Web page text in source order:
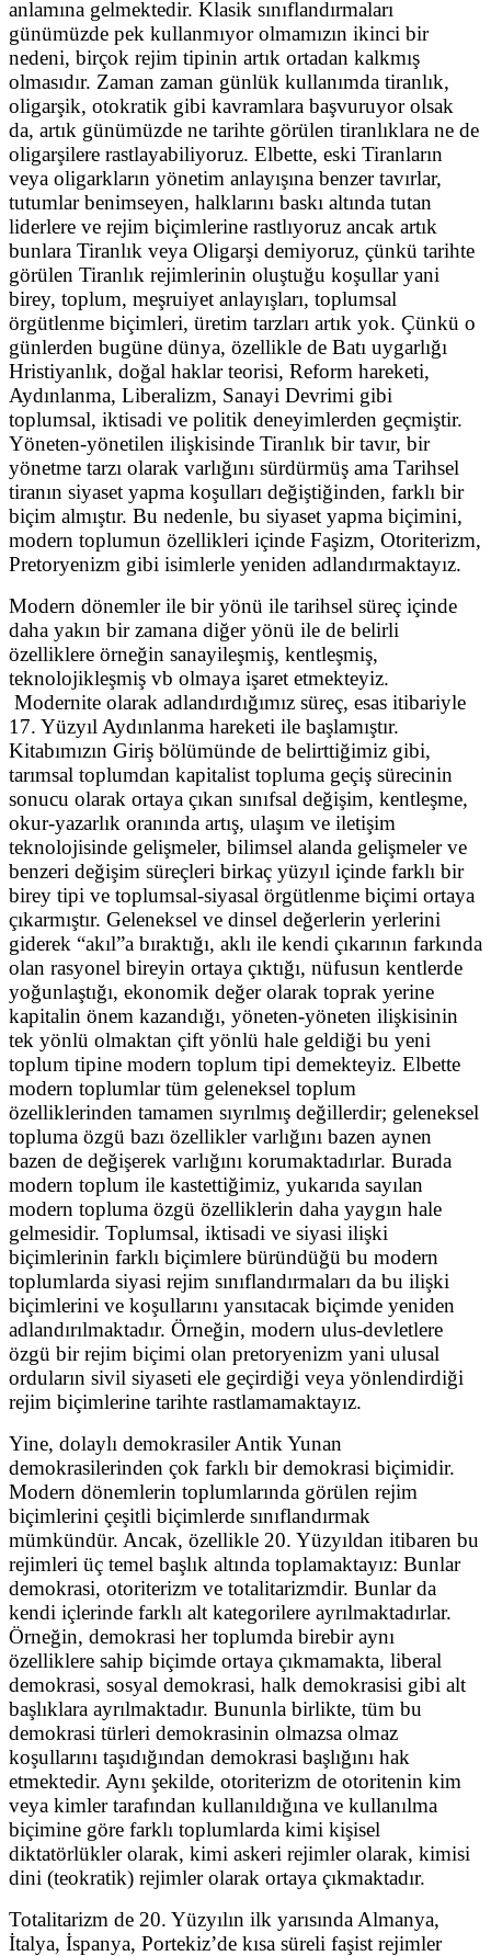
anlamına gelmektedir. Klasik sınıflandırmaları
günümüzde pek kullanmıyor olmamızın ikinci bir
nedeni, birçok rejim tipinin artık ortadan kalkmış
olmasıdır. Zaman zaman günlük kullanımda tiranlık,
oligarşik, otokratik gibi kavramlara başvuruyor olsak
da, artık günümüzde ne tarihte görülen tiranlıklara ne de
oligarşilere rastlayabiliyoruz. Elbette, eski Tiranların
veya oligarkların yönetim anlayışına benzer tavırlar,
tutumlar benimseyen, halklarını baskı altında tutan
liderlere ve rejim biçimlerine rastlıyoruz ancak artık
bunlara Tiranlık veya Oligarşi demiyoruz, çünkü tarihte
görülen Tiranlık rejimlerinin oluştuğu koşullar yani
birey, toplum, meşruiyet anlayışları, toplumsal
örgütlenme biçimleri, üretim tarzları artık yok. Çünkü o
günlerden bugüne dünya, özellikle de Batı uygarlığı
Hristiyanlık, doğal haklar teorisi, Reform hareketi,
Aydınlanma, Liberalizm, Sanayi Devrimi gibi
toplumsal, iktisadi ve politik deneyimlerden geçmiştir.
Yöneten-yönetilen ilişkisinde Tiranlık bir tavır, bir
yönetme tarzı olarak varlığını sürdürmüş ama Tarihsel
tiranın siyaset yapma koşulları değiştiğinden, farklı bir
biçim almıştır. Bu nedenle, bu siyaset yapma biçimini,
modern toplumun özellikleri içinde Faşizm, Otoriterizm,
Pretoryenizm gibi isimlerle yeniden adlandırmaktayız.
Modern dönemler ile bir yönü ile tarihsel süreç içinde
daha yakın bir zamana diğer yönü ile de belirli
özelliklere örneğin sanayileşmiş, kentleşmiş,
teknolojikleşmiş vb olmaya işaret etmekteyiz.
Modernite olarak adlandırdığımız süreç, esas itibariyle
17. Yüzyıl Aydınlanma hareketi ile başlamıştır.
Kitabımızın Giriş bölümünde de belirttiğimiz gibi,
tarımsal toplumdan kapitalist topluma geçiş sürecinin
sonucu olarak ortaya çıkan sınıfsal değişim, kentleşme,
okur-yazarlık oranında artış, ulaşım ve iletişim
teknolojisinde gelişmeler, bilimsel alanda gelişmeler ve
benzeri değişim süreçleri birkaç yüzyıl içinde farklı bir
birey tipi ve toplumsal-siyasal örgütlenme biçimi ortaya
çıkarmıştır. Geleneksel ve dinsel değerlerin yerlerini
giderek “akıl”a bıraktığı, aklı ile kendi çıkarının farkında
olan rasyonel bireyin ortaya çıktığı, nüfusun kentlerde
yoğunlaştığı, ekonomik değer olarak toprak yerine
kapitalin önem kazandığı, yöneten-yöneten ilişkisinin
tek yönlü olmaktan çift yönlü hale geldiği bu yeni
toplum tipine modern toplum tipi demekteyiz. Elbette
modern toplumlar tüm geleneksel toplum
özelliklerinden tamamen sıyrılmış değillerdir; geleneksel
topluma özgü bazı özellikler varlığını bazen aynen
bazen de değişerek varlığını korumaktadırlar. Burada
modern toplum ile kastettiğimiz, yukarıda sayılan
modern topluma özgü özelliklerin daha yaygın hale
gelmesidir. Toplumsal, iktisadi ve siyasi ilişki
biçimlerinin farklı biçimlere büründüğü bu modern
toplumlarda siyasi rejim sınıflandırmaları da bu ilişki
biçimlerini ve koşullarını yansıtacak biçimde yeniden
adlandırılmaktadır. Örneğin, modern ulus-devletlere
özgü bir rejim biçimi olan pretoryenizm yani ulusal
orduların sivil siyaseti ele geçirdiği veya yönlendirdiği
rejim biçimlerine tarihte rastlamamaktayız.
Yine, dolaylı demokrasiler Antik Yunan
demokrasilerinden çok farklı bir demokrasi biçimidir.
Modern dönemlerin toplumlarında görülen rejim
biçimlerini çeşitli biçimlerde sınıflandırmak
mümkündür. Ancak, özellikle 20. Yüzyıldan itibaren bu
rejimleri üç temel başlık altında toplamaktayız: Bunlar
demokrasi, otoriterizm ve totalitarizmdir. Bunlar da
kendi içlerinde farklı alt kategorilere ayrılmaktadırlar.
Örneğin, demokrasi her toplumda birebir aynı
özelliklere sahip biçimde ortaya çıkmamakta, liberal
demokrasi, sosyal demokrasi, halk demokrasisi gibi alt
başlıklara ayrılmaktadır. Bununla birlikte, tüm bu
demokrasi türleri demokrasinin olmazsa olmaz
koşullarını taşıdığından demokrasi başlığını hak
etmektedir. Aynı şekilde, otoriterizm de otoritenin kim
veya kimler tarafından kullanıldığına ve kullanılma
biçimine göre farklı toplumlarda kimi kişisel
diktatörlükler olarak, kimi askeri rejimler olarak, kimisi
dini (teokratik) rejimler olarak ortaya çıkmaktadır.
Totalitarizm de 20. Yüzyılın ilk yarısında Almanya,
İtalya, İspanya, Portekiz’de kısa süreli faşist rejimler